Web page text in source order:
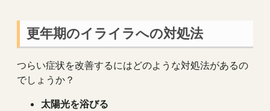
更年期のイライラへの対処法
つらい症状を改善するにはどのような対処法があるの
でしょうか？
太陽光を浴びる